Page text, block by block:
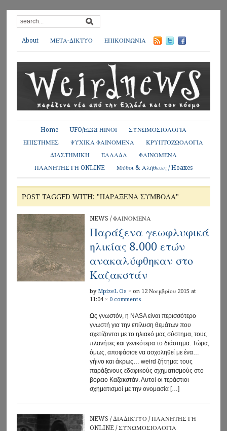
About ΜΕΤΑ-ΔΙΚΤΥΟ ΕΠΙΚΟΙΝΩΝΙΑ
Home UFO/ΕΞΩΓΗΙΝΟΙ
ΣΥΝΩΜΟΣΙΟΛΟΓΙΑ
ΕΠΙΣΤΗΜΕΣ
ΨΥΧΙΚΑ ΦΑΙΝΟΜΕΝΑ
ΚΡΥΠΤΟΖΩΟΛΟΓΙΑ
ΔΙΑΣΤΗΜΙΚΗ
ΕΛΛΑΔΑ
ΦΑΙΝΟΜΕΝΑ
ΠΛΑΝΗΤΗΣ ΓΗ ONLINE
Μύθοι & Αλήθειες / Hoaxes
POST TAGGED WITH: "ΠΑΡΆΞΕΝΑ ΣΎΜΒΟΛΑ"
NEWS /ΦΑΙΝΟΜΕΝΑ
Παράξενα γεωφλυφικά
ηλικίας 8.000 ετών
ανακαλύφθηκαν στο
Καζακστάν
by MpizeL Os × on 12 Νοεμβρίου 2015 at
11:04 × 0 comments
Ως γνωστόν, η NASA είναι περισσότερο
γνωστή για την επίλυση θεμάτων που
σχετίζονται με το ηλιακό μας σύστημα, τους
πλανήτες και γενικότερα το διάστημα. Τώρα,
όμως, αποφάσισε να ασχοληθεί με ένα…
γήινο και άκρως… weird ζήτημα: τους
παράξενους εδαφικούς σχηματισμούς στο
βόρειο Καζακστάν. Αυτοί οι τεράστιοι
σχηματισμοί με την ονομασία […]
NEWS /ΔΙΑΔΙΚΤΥΟ/ΠΛΑΝΗΤΗΣ ΓΗ
ONLINE/ΣΥΝΩΜΟΣΙΟΛΟΓΙΑ